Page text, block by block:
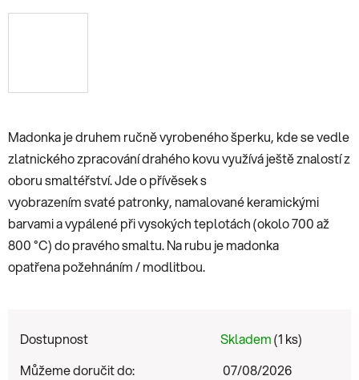
Madonka je druhem ručně vyrobeného šperku, kde se vedle
zlatnického zpracování drahého kovu využívá ještě znalostí z
oboru smaltéřství. Jde o přívěsek s
vyobrazením svaté patronky, namalované keramickými
barvami a vypálené při vysokých teplotách (okolo 700 až
800 °C) do pravého smaltu. Na rubu je madonka
opatřena požehnáním / modlitbou.
Dostupnost Skladem(1 ks)
Můžeme doručit do:
07/08/2026